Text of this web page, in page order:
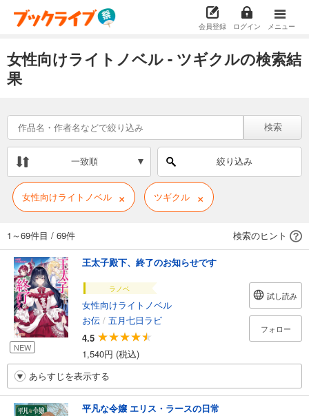
会員登録 ログイン メニュー
女性向けライトノベル - ツギクルの検索結
果
検索
一致順 絞り込み
女性向けライトノベル × ツギクル ×
1～69件目 / 69件 検索のヒント
NEW
王太子殿下、終了のお知らせです
ラノベ
女性向けライトノベル
お伝 / 五月七日ラビ
4.5
1,540円 (税込)
試し読み
フォロー
あらすじを表示する
平凡な令嬢 エリス・ラースの日常